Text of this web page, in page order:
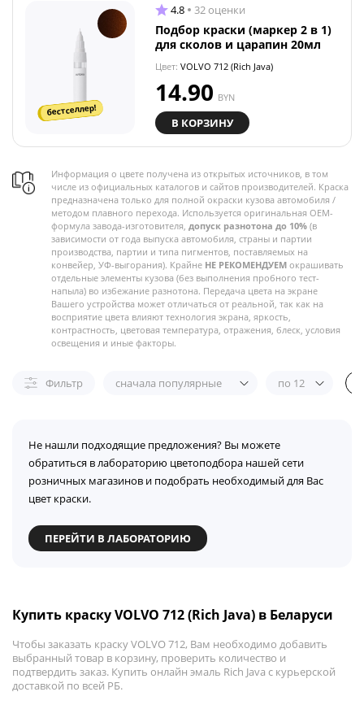
бестселлер!
4.8 32 оценки
Подбор краски (маркер 2 в 1)
для сколов и царапин 20мл
Цвет: VOLVO 712 (Rich Java)
14.90 BYN
В КОРЗИНУ
Информация о цвете получена из открытых источников, в том
числе из официальных каталогов и сайтов производителей. Краска
предназначена только для полной окраски кузова автомобиля /
методом плавного перехода. Используется оригинальная OEM-
формула завода-изготовителя, допуск разнотона до 10% (в
зависимости от года выпуска автомобиля, страны и партии
производства, партии и типа пигментов, поставляемых на
конвейер, УФ-выгорания). Крайне НЕ РЕКОМЕНДУЕМ окрашивать
отдельные элементы кузова (без выполнения пробного тест-
напыла) во избежание разнотона. Передача цвета на экране
Вашего устройства может отличаться от реальной, так как на
восприятие цвета влияют технология экрана, яркость,
контрастность, цветовая температура, отражения, блеск, условия
освещения и иные факторы.
Фильтр сначала популярные по 12
Не нашли подходящие предложения? Вы можете
обратиться в лабораторию цветоподбора нашей сети
розничных магазинов и подобрать необходимый для Вас
цвет краски.
ПЕРЕЙТИ В ЛАБОРАТОРИЮ
Купить краску VOLVO 712 (Rich Java) в Беларуси
Чтобы заказать краску VOLVO 712, Вам необходимо добавить
выбранный товар в корзину, проверить количество и
подтвердить заказ. Купить онлайн эмаль Rich Java с курьерской
доставкой по всей РБ.